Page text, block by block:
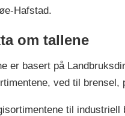
Hafstad.
om tallene
er basert på
ved til
til